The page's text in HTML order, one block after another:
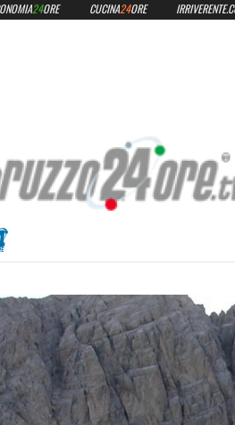
24ORE CUCINA24ORE